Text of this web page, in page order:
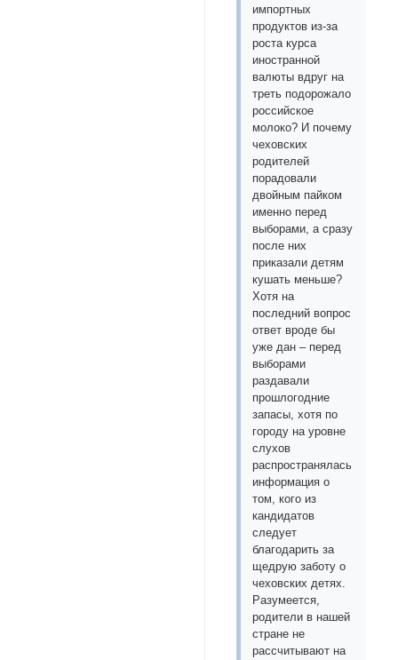
импортных
продуктов из-за
роста курса
иностранной
валюты вдруг на
треть подорожало
российское
молоко? И почему
чеховских
родителей
порадовали
двойным пайком
именно перед
выборами, а сразу
после них
приказали детям
кушать меньше?
Хотя на
последний вопрос
ответ вроде бы
уже дан – перед
выборами
раздавали
прошлогодние
запасы, хотя по
городу на уровне
слухов
распространялась
информация о
том, кого из
кандидатов
следует
благодарить за
щедрую заботу о
чеховских детях.
Разумеется,
родители в нашей
стране не
рассчитывают на